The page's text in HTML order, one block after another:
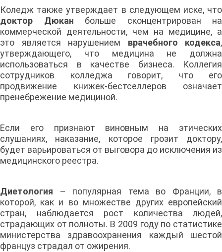
Коледж также утверждает в следующем иске, что
доктор Дюкан больше сконцентрирован на
коммерческой деятельности, чем на медицине, а
это является нарушением врачебного кодекса,
утверждающего, что медицина не должна
использоваться в качестве бизнеса. Коллегия
сотрудников колледжа говорит, что его
продвижение книжек-бестселлеров означает
пренебрежение медициной.
Если его признают виновным на этических
слушаниях, наказание, которое грозит доктору,
будет варьироваться от выговора до исключения из
медицинского реестра.
Диетология – популярная тема во Франции, в
которой, как и во множестве других европейский
стран, наблюдается рост количества людей,
страдающих от полноты. В 2009 году по статистике
министерства здравоохранения каждый шестой
француз страдал от ожирения.